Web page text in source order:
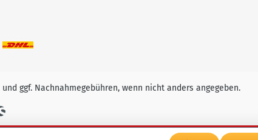
und ggf. Nachnahmegebühren, wenn nicht anders angegeben.